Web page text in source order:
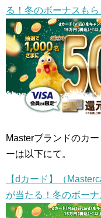
る！冬のボーナスも
Masterブランドのカ
ーは以下にて。
【dカード】（
が当たる！冬のボー